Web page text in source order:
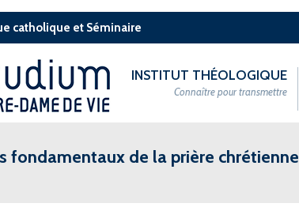
catholique et Séminaire
INSTITUT THÉOLOGIQUE
Connaître pour transmettre
fondamentaux de la prière chrétienne